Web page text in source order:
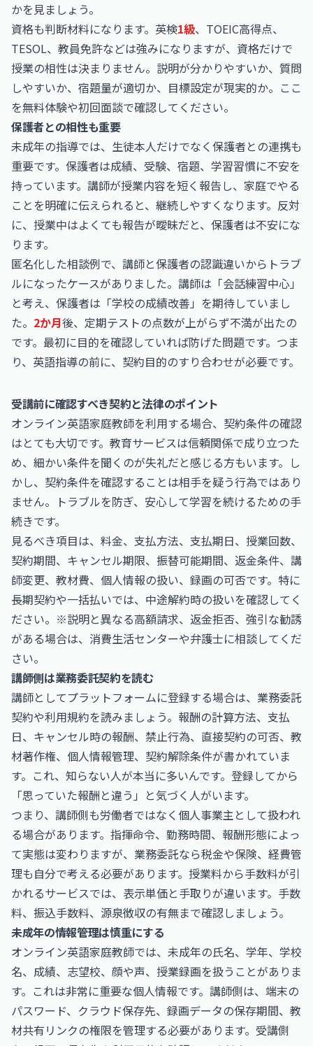
かを見ましょう。
資格も判断材料になります。英検1級、TOEIC高得点、
TESOL、教員免許などは強みになりますが、資格だけで
授業の相性は決まりません。説明が分かりやすいか、質問
しやすいか、宿題量が適切か、目標設定が現実的か。ここ
を無料体験や初回面談で確認してください。
保護者との相性も重要
未成年の指導では、生徒本人だけでなく保護者との連携も
重要です。保護者は成績、受験、宿題、学習習慣に不安を
持っています。講師が授業内容を短く報告し、家庭でやる
ことを明確に伝えられると、継続しやすくなります。反対
に、授業中はよくても報告が曖昧だと、保護者は不安にな
ります。
匿名化した相談例で、講師と保護者の認識違いからトラブ
ルになったケースがありました。講師は「会話練習中心」
と考え、保護者は「学校の成績改善」を期待していまし
た。 2か月後、定期テストの点数が上がらず不満が出たの
です。最初に目的を確認していれば防げた問題です。つま
り、英語指導の前に、契約目的のすり合わせが必要です。
受講前に確認すべき契約と法律のポイント
オンライン英語家庭教師を利用する場合、契約条件の確認
はとても大切です。教育サービスは信頼関係で成り立つた
め、細かい条件を聞くのが失礼だと感じる方もいます。し
かし、契約条件を確認することは相手を疑う行為ではあり
ません。トラブルを防ぎ、安心して学習を続けるための手
続きです。
見るべき項目は、料金、支払方法、支払期日、授業回数、
契約期間、キャンセル期限、振替可能期間、返金条件、講
師変更、教材費、個人情報の扱い、録画の可否です。特に
長期契約や一括払いでは、中途解約時の扱いを確認してく
ださい。※説明と異なる高額請求、返金拒否、強引な勧誘
がある場合は、消費生活センターや弁護士に相談してくだ
さい。
講師側は業務委託契約を読む
講師としてプラットフォームに登録する場合は、業務委託
契約や利用規約を読みましょう。報酬の計算方法、支払
日、キャンセル時の報酬、禁止行為、直接契約の可否、教
材著作権、個人情報管理、契約解除条件が書かれていま
す。これ、知らない人が本当に多いんです。登録してから
「思っていた報酬と違う」と気づく人がいます。
つまり、講師側も労働者ではなく個人事業主として扱われ
る場合があります。指揮命令、勤務時間、報酬形態によっ
て実態は変わりますが、業務委託なら税金や保険、経費管
理も自分で考える必要があります。授業料から手数料が引
かれるサービスでは、表示単価と手取りが違います。手数
料、振込手数料、源泉徴収の有無まで確認しましょう。
未成年の情報管理は慎重にする
オンライン英語家庭教師では、未成年の氏名、学年、学校
名、成績、志望校、顔や声、授業録画を扱うことがありま
す。これは非常に重要な個人情報です。講師側は、端末の
パスワード、クラウド保存先、録画データの保存期間、教
材共有リンクの権限を管理する必要があります。受講側